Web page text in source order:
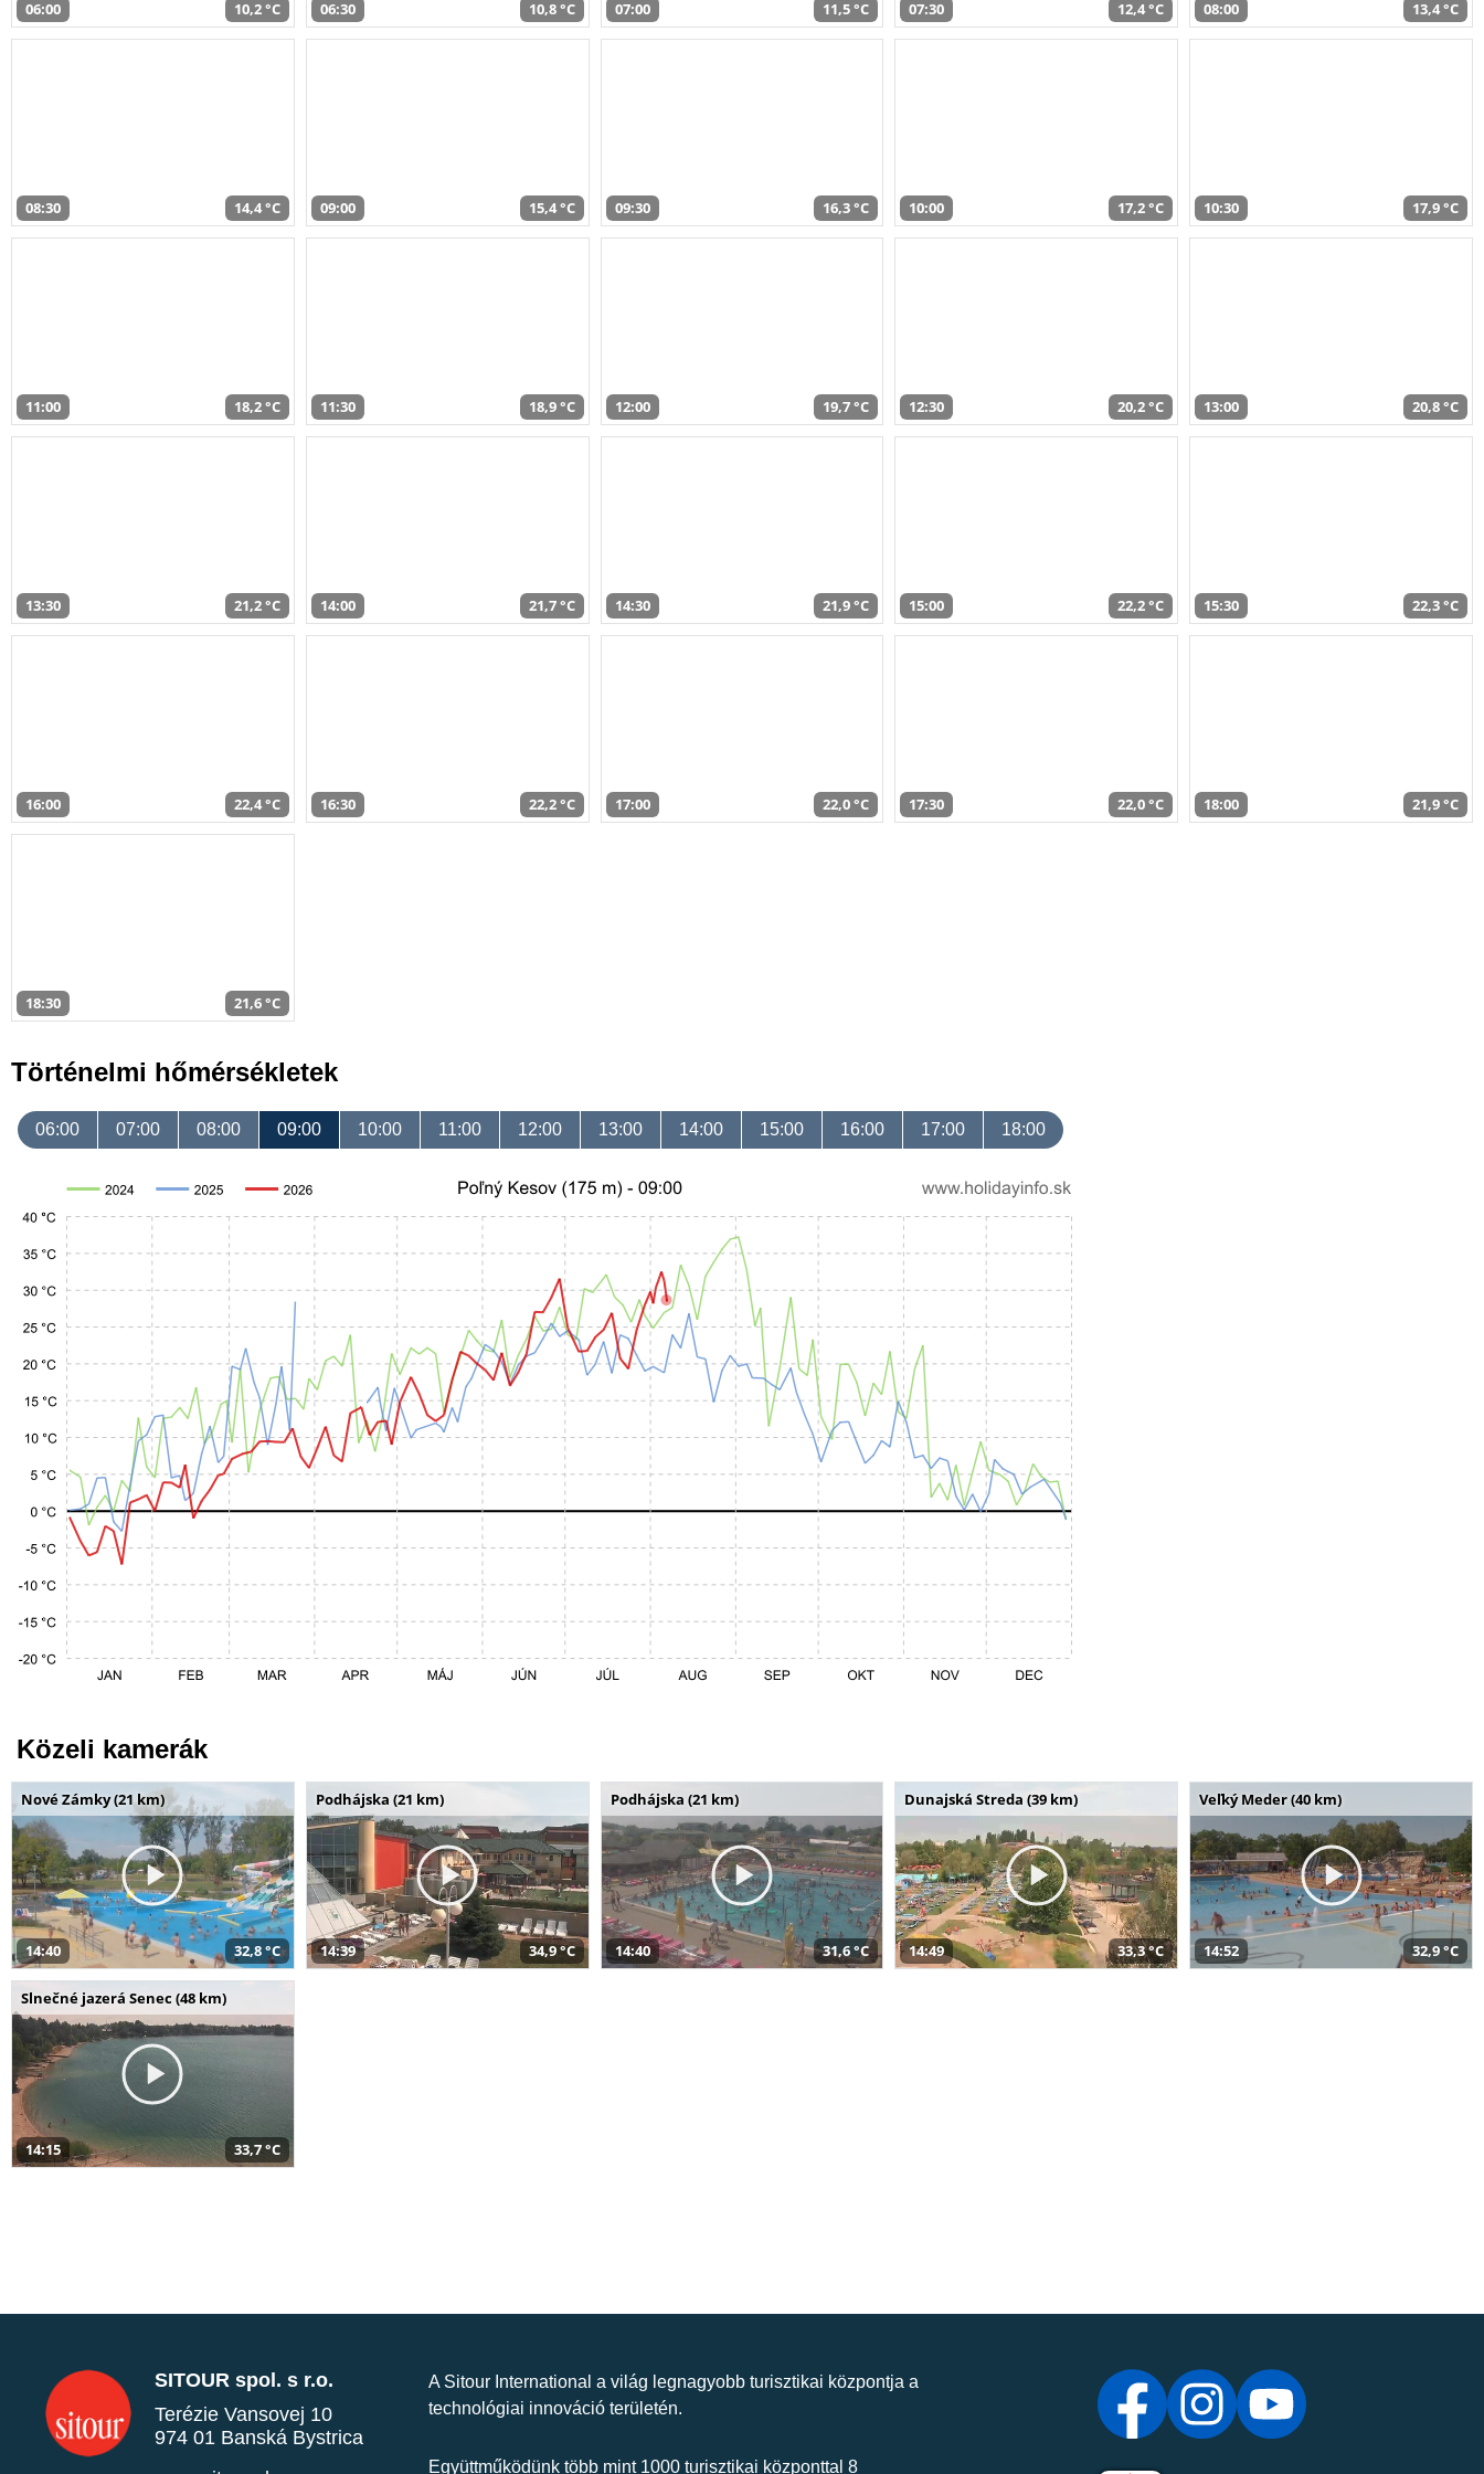
06:00 10,2 °C 06:30 10,8 °C 07:00 11,5 °C 07:30 12,4 °C 08:00 13,4 °C
08:30 14,4 °C 09:00 15,4 °C 09:30 16,3 °C 10:00 17,2 °C 10:30 17,9 °C
11:00 18,2 °C 11:30 18,9 °C 12:00 19,7 °C 12:30 20,2 °C 13:00 20,8 °C
13:30 21,2 °C 14:00 21,7 °C 14:30 21,9 °C 15:00 22,2 °C 15:30 22,3 °C
16:00 22,4 °C 16:30 22,2 °C 17:00 22,0 °C 17:30 22,0 °C 18:00 21,9 °C
18:30 21,6 °C
Történelmi hőmérsékletek
06:00 07:00 08:00 09:00 10:00 11:00 12:00 13:00 14:00 15:00 16:00 17:00 18:00
Közeli kamerák
Nové Zámky (21 km)
14:40 32,8 °C
Podhájska (21 km)
14:39 34,9 °C
Podhájska (21 km)
14:40 31,6 °C
Dunajská Streda (39 km)
14:49 33,3 °C
Veľký Meder (40 km)
14:52 32,9 °C
Slnečné jazerá Senec (48 km)
14:15 33,7 °C
SITOUR spol. s r.o.
Terézie Vansovej 10
974 01 Banská Bystrica
A Sitour International a világ legnagyobb turisztikai központja a
technológiai innováció területén.
Együttműködünk több mint 1000 turisztikai központtal 8